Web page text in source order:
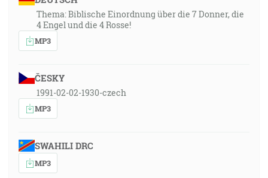
Thema: Biblische Einordnung über die 7 Donner, die
4 Engel und die 4 Rosse!
MP3
ČESKY
1991-02-02-1930-czech
MP3
SWAHILI DRC
MP3